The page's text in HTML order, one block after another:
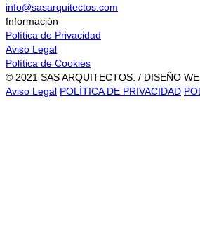
info@sasarquitectos.com
Información
Política de Privacidad
Aviso Legal
Política de Cookies
© 2021 SAS ARQUITECTOS. / DISEÑO
Aviso Legal POLÍTICA DE PRIVACIDAD